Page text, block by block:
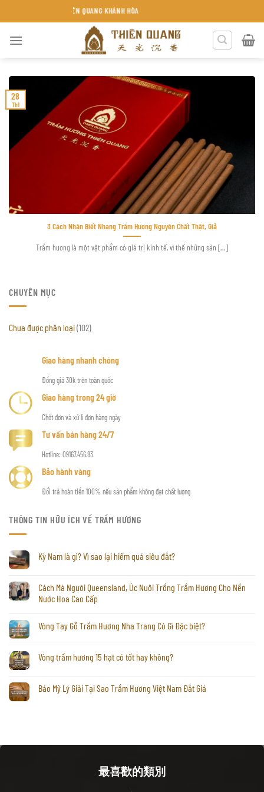
đến
TRẦM HƯƠNG THIÊN QUANG KHÁNH HÒA
3 Cách Nhận Biết Nhang Trầm Hương Nguyên Chất Thật, Giả
Trầm hương là một vật phẩm có giá trị kinh tế, vì thế những sản [...]
28
Th1
CHUYÊN MỤC
Chưa được phân loại(102)
Giao hàng nhanh chóng
Đồng giá 30k trên toàn quốc
Giao hàng trong 24 giờ
Chốt đơn và xử lí đơn hàng ngày
Tư vấn bán hàng 24/7
Hotline: 09167.456.83
Bảo hành vàng
Đổi trả hoàn tiền 100% nếu sản phẩm không đạt chất lượng
THÔNG TIN HỮU ÍCH VỀ TRẦM HƯƠNG
Kỳ Nam là gì? Vì sao lại hiếm quá siêu đắt?
Cách Mà Người Queensland, Úc Nuôi Trồng Trầm Hương Cho Nền
Nước Hoa Cao Cấp
Vòng Tay Gỗ Trầm Hương Nha Trang Có Gì Đặc biệt?
Vòng trầm hương 15 hạt có tốt hay không?
Báo Mỹ Lý Giải Tại Sao Trầm Hương Việt Nam Đắt Giá
最喜歡的類別